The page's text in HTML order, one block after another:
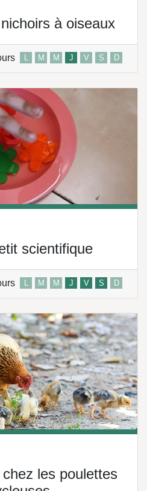
à oiseaux
L M M J V S D
scientifique
L M M J V S D
les poulettes